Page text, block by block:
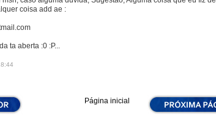
coisa add ae :
ta aberta :0 :P...
Página inicial